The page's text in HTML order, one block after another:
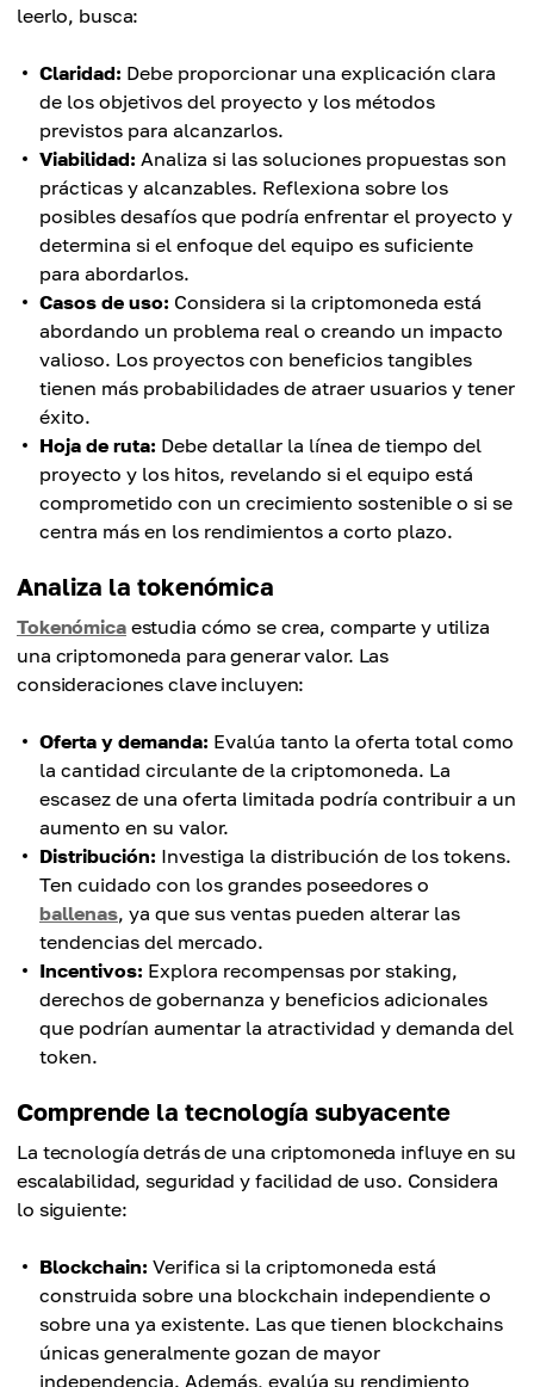
leerlo, busca:
Claridad: Debe proporcionar una explicación clara
de los objetivos del proyecto y los métodos
previstos para alcanzarlos.
Viabilidad: Analiza si las soluciones propuestas son
prácticas y alcanzables. Reflexiona sobre los
posibles desafíos que podría enfrentar el proyecto y
determina si el enfoque del equipo es suficiente
para abordarlos.
Casos de uso: Considera si la criptomoneda está
abordando un problema real o creando un impacto
valioso. Los proyectos con beneficios tangibles
tienen más probabilidades de atraer usuarios y tener
éxito.
Hoja de ruta: Debe detallar la línea de tiempo del
proyecto y los hitos, revelando si el equipo está
comprometido con un crecimiento sostenible o si se
centra más en los rendimientos a corto plazo.
Analiza la tokenómica
Tokenómicaestudia cómo se crea, comparte y utiliza
una criptomoneda para generar valor. Las
consideraciones clave incluyen:
Oferta y demanda: Evalúa tanto la oferta total como
la cantidad circulante de la criptomoneda. La
escasez de una oferta limitada podría contribuir a un
aumento en su valor.
Distribución: Investiga la distribución de los tokens.
Ten cuidado con los grandes poseedores o
ballenas, ya que sus ventas pueden alterar las
tendencias del mercado.
Incentivos: Explora recompensas por staking,
derechos de gobernanza y beneficios adicionales
que podrían aumentar la atractividad y demanda del
token.
Comprende la tecnología subyacente
La tecnología detrás de una criptomoneda influye en su
escalabilidad, seguridad y facilidad de uso. Considera
lo siguiente:
Blockchain: Verifica si la criptomoneda está
construida sobre una blockchain independiente o
sobre una ya existente. Las que tienen blockchains
únicas generalmente gozan de mayor
independencia. Además, evalúa su rendimiento